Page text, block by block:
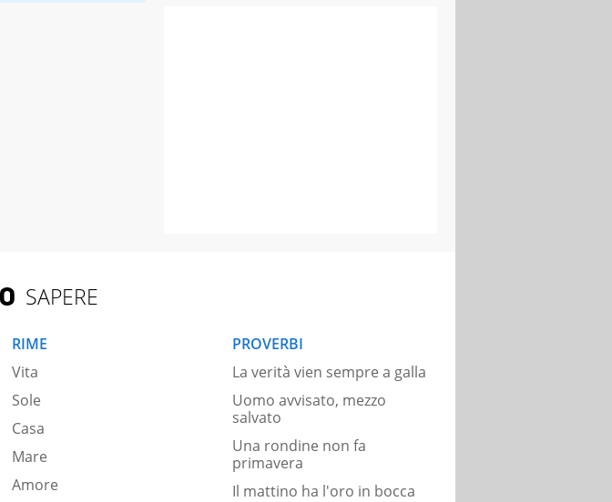
SAPERE
RIME
Vita
Sole
Casa
Mare
Amore
PROVERBI
La verità vien sempre a galla
Uomo avvisato, mezzo
salvato
Una rondine non fa
primavera
Il mattino ha l'oro in bocca